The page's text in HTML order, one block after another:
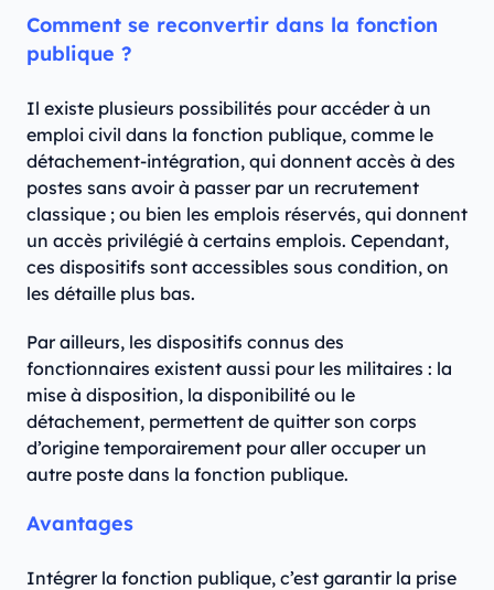
Comment se reconvertir dans la fonction
publique ?
Il existe plusieurs possibilités pour accéder à un
emploi civil dans la fonction publique, comme le
détachement-intégration, qui donnent accès à des
postes sans avoir à passer par un recrutement
classique ; ou bien les emplois réservés, qui donnent
un accès privilégié à certains emplois. Cependant,
ces dispositifs sont accessibles sous condition, on
les détaille plus bas.
Par ailleurs, les dispositifs connus des
fonctionnaires existent aussi pour les militaires : la
mise à disposition, la disponibilité ou le
détachement, permettent de quitter son corps
d’origine temporairement pour aller occuper un
autre poste dans la fonction publique.
Avantages
Intégrer la fonction publique, c’est garantir la prise